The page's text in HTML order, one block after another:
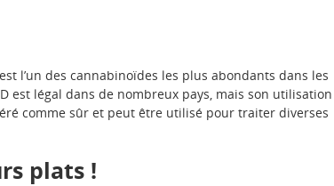
l’un des cannabinoïdes les plus abondants dans les
est légal dans de nombreux pays, mais son utilisation
comme sûr et peut être utilisé pour traiter diverses
plats !